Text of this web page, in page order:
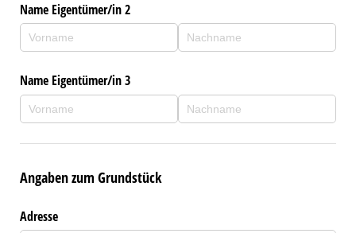
Name Eigentümer/​in 2
Name Eigentümer/​in 3
Angaben zum Grundstück
Adresse